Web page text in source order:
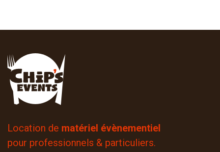
Location de matériel évènementiel
pour professionnels & particuliers.